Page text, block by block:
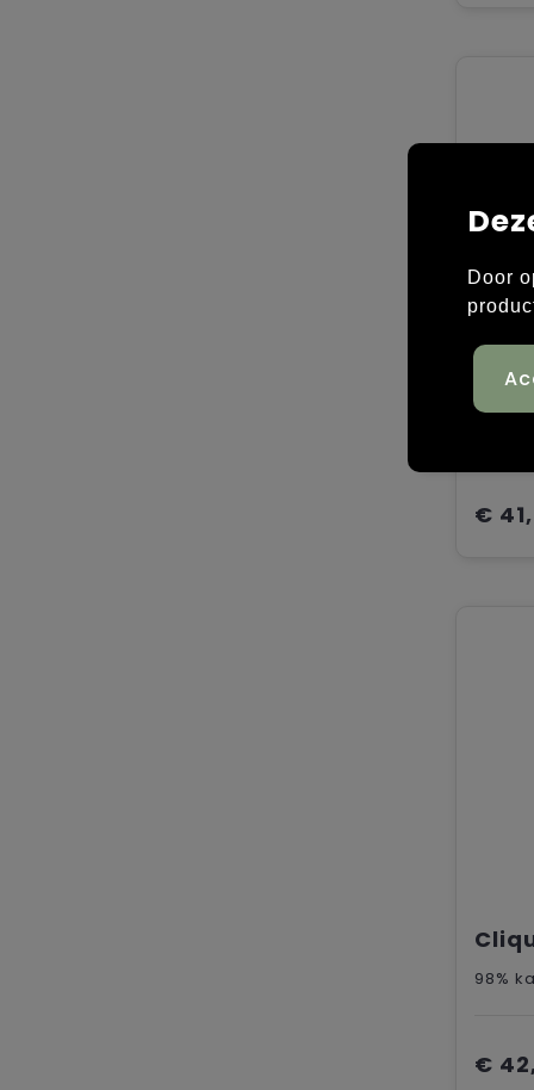
€
98%
€
Door